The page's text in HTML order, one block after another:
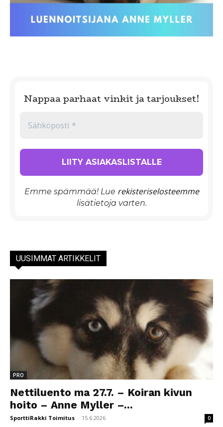
Nappaa parhaat vinkit ja tarjoukset!
Emme spämmää! Lue rekisteriselosteemme
lisätietoja varten.
UUSIMMAT ARTIKKELIT
PRO
Nettiluento ma 27.7. – Koiran kivun
hoito – Anne Myller –...
SporttiRakki Toimitus - 15.6.2026 0